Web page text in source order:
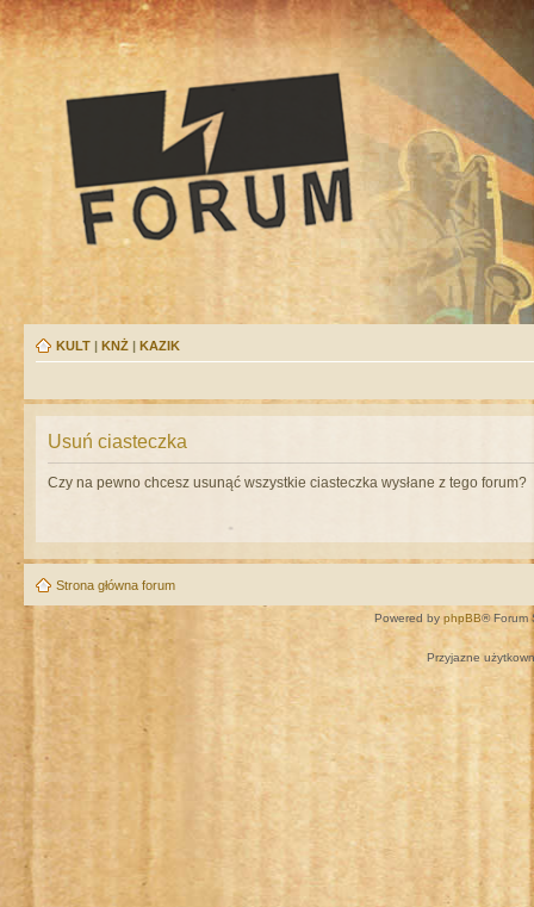
KULT | KNŻ | KAZIK
Usuń ciasteczka
Czy na pewno chcesz usunąć wszystkie ciasteczka wysłane z tego forum?
Strona główna forum
Powered by phpBB® Forum
Przyjazne